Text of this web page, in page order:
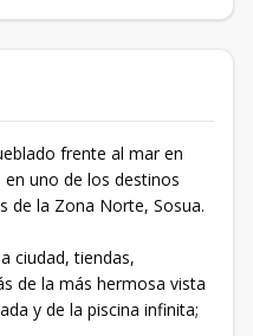
frente al mar en
uno de los destinos
de la Zona Norte, Sosua.
ciudad, tiendas,
de la más hermosa vista
y de la piscina infinita;